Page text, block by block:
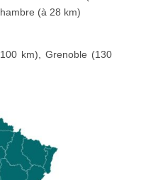
(à 28 km)
km), Grenoble (130